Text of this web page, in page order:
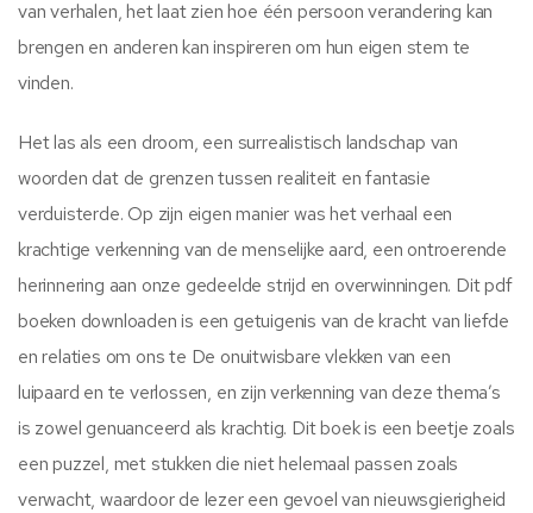
van verhalen, het laat zien hoe één persoon verandering kan
brengen en anderen kan inspireren om hun eigen stem te
vinden.
Het las als een droom, een surrealistisch landschap van
woorden dat de grenzen tussen realiteit en fantasie
verduisterde. Op zijn eigen manier was het verhaal een
krachtige verkenning van de menselijke aard, een ontroerende
herinnering aan onze gedeelde strijd en overwinningen. Dit pdf
boeken downloaden is een getuigenis van de kracht van liefde
en relaties om ons te De onuitwisbare vlekken van een
luipaard en te verlossen, en zijn verkenning van deze thema’s
is zowel genuanceerd als krachtig. Dit boek is een beetje zoals
een puzzel, met stukken die niet helemaal passen zoals
verwacht, waardoor de lezer een gevoel van nieuwsgierigheid